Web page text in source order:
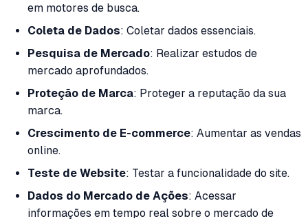
em motores de busca.
Coleta de Dados: Coletar dados essenciais.
Pesquisa de Mercado: Realizar estudos de
mercado aprofundados.
Proteção de Marca: Proteger a reputação da sua
marca.
Crescimento de E-commerce: Aumentar as vendas
online.
Teste de Website: Testar a funcionalidade do site.
Dados do Mercado de Ações: Acessar
informações em tempo real sobre o mercado de